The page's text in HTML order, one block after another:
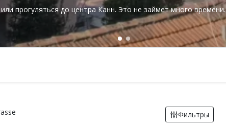
прогуляться до центра Канн. Это не займет много времени.
Фильтры